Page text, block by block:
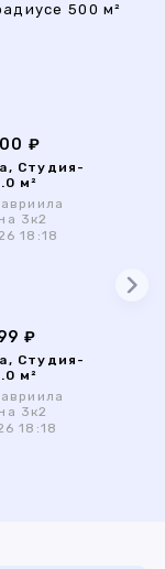
500 м²
₽
Студия-
м²
3к2
18:18
₽
Студия-
м²
3к2
18:18